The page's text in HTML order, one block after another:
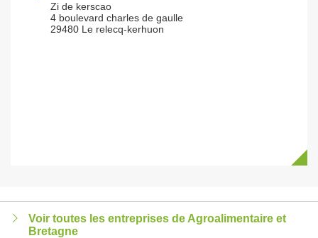
Zi de kerscao
4 boulevard charles de gaulle
29480 Le relecq-kerhuon
Voir toutes les entreprises de Agroalimentaire et
Bretagne